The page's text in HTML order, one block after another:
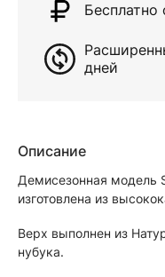
Бесплатно
дней
Описание
Демисезонная модель
изготовлена из
Верх выполнен из
нубука.